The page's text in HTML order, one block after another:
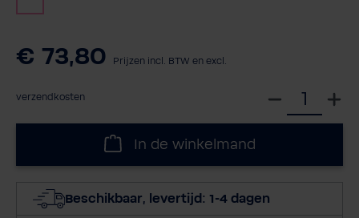
€ 73,80 Prijzen incl. BTW en excl.
verzendkosten
c
In de winkelmand
Beschikbaar, levertijd: 1-4 dagen